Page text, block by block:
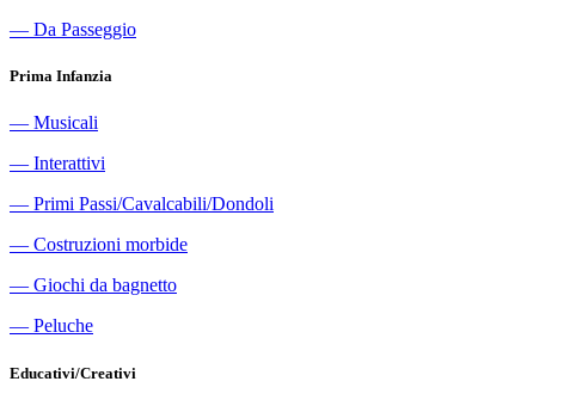
― Da Passeggio
Prima Infanzia
― Musicali
― Interattivi
― Primi Passi/Cavalcabili/Dondoli
― Costruzioni morbide
― Giochi da bagnetto
― Peluche
Educativi/Creativi